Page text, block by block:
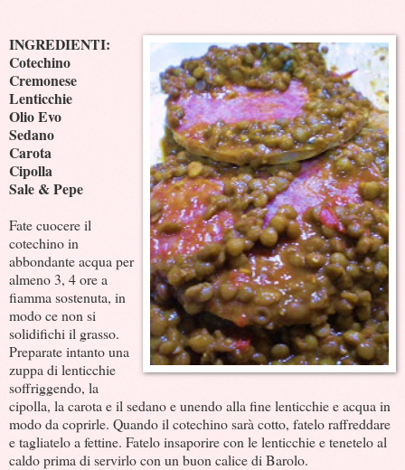
INGREDIENTI:
Cotechino
Cremonese
Lenticchie
Olio Evo
Sedano
Carota
Cipolla
Sale & Pepe
Fate cuocere il
cotechino in
abbondante acqua per
almeno 3, 4 ore a
fiamma sostenuta, in
modo ce non si
solidifichi il grasso.
Preparate intanto una
zuppa di lenticchie
soffriggendo, la
cipolla, la carota e il sedano e unendo alla fine lenticchie e acqua in
modo da coprirle. Quando il cotechino sarà cotto, fatelo raffreddare
e tagliatelo a fettine. Fatelo insaporire con le lenticchie e tenetelo al
caldo prima di servirlo con un buon calice di Barolo.